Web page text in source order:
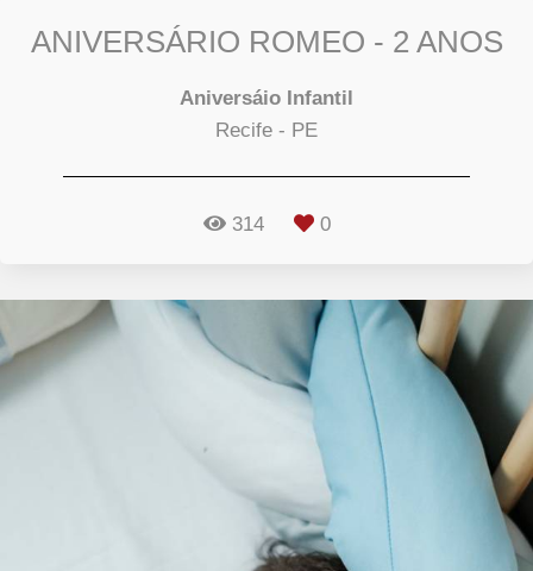
ANIVERSÁRIO ROMEO - 2 ANOS
Aniversáio Infantil
Recife - PE
314 0